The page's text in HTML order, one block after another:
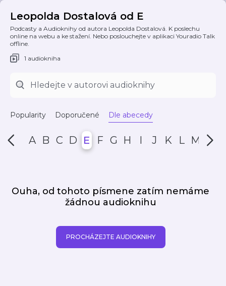
Leopolda Dostalová od E
Podcasty a Audioknihy od autora Leopolda Dostalová. K poslechu
online na webu a ke stažení. Nebo poslouchejte v aplikaci Youradio Talk
offline.
1 audiokniha
Popularity Doporučené Dle abecedy
A B C D E F G H I J K L M N
Ouha, od tohoto písmene zatím nemáme
žádnou audioknihu
PROCHÁZEJTE AUDIOKNIHY